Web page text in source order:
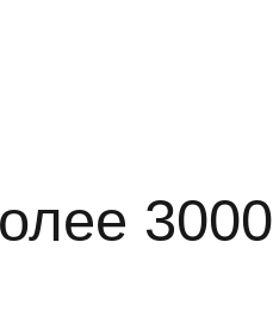
3000